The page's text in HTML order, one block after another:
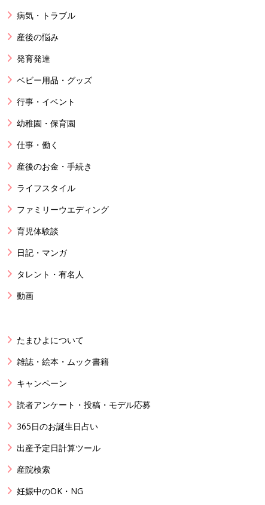
病気・トラブル
産後の悩み
発育発達
ベビー用品・グッズ
行事・イベント
幼稚園・保育園
仕事・働く
産後のお金・手続き
ライフスタイル
ファミリーウエディング
育児体験談
日記・マンガ
タレント・有名人
動画
たまひよについて
雑誌・絵本・ムック書籍
キャンペーン
読者アンケート・投稿・モデル応募
365日のお誕生日占い
出産予定日計算ツール
産院検索
妊娠中のOK・NG